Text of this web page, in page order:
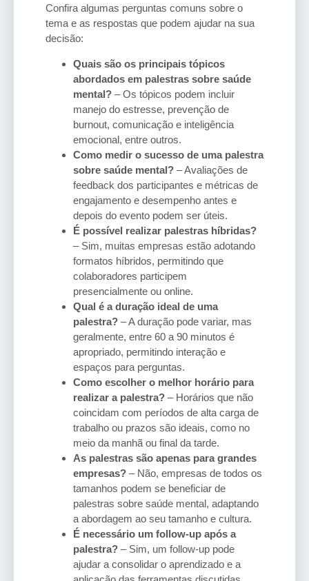
Confira algumas perguntas comuns sobre o
tema e as respostas que podem ajudar na sua
decisão:
Quais são os principais tópicos
abordados em palestras sobre saúde
mental? – Os tópicos podem incluir
manejo do estresse, prevenção de
burnout, comunicação e inteligência
emocional, entre outros.
Como medir o sucesso de uma palestra
sobre saúde mental? – Avaliações de
feedback dos participantes e métricas de
engajamento e desempenho antes e
depois do evento podem ser úteis.
É possível realizar palestras híbridas?
– Sim, muitas empresas estão adotando
formatos híbridos, permitindo que
colaboradores participem
presencialmente ou online.
Qual é a duração ideal de uma
palestra? – A duração pode variar, mas
geralmente, entre 60 a 90 minutos é
apropriado, permitindo interação e
espaços para perguntas.
Como escolher o melhor horário para
realizar a palestra? – Horários que não
coincidam com períodos de alta carga de
trabalho ou prazos são ideais, como no
meio da manhã ou final da tarde.
As palestras são apenas para grandes
empresas? – Não, empresas de todos os
tamanhos podem se beneficiar de
palestras sobre saúde mental, adaptando
a abordagem ao seu tamanho e cultura.
É necessário um follow-up após a
palestra? – Sim, um follow-up pode
ajudar a consolidar o aprendizado e a